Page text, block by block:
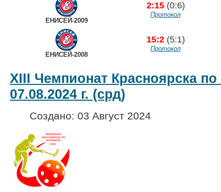
ЕНИСЕЙ-2009
2:15 (0:6)
Протокол
ЕНИСЕЙ-2008
15:2 (5:1)
Протокол
XIII Чемпионат Красноярска
07.08.2024 г. (срд)
Создано: 03 Август 2024